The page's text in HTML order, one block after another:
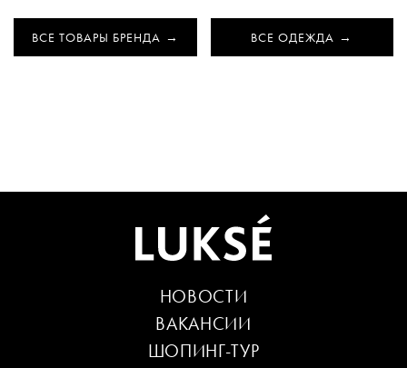
ВСЕ ТОВАРЫ БРЕНДА ВСЕ ОДЕЖДА
НОВОСТИ
ВАКАНСИИ
ШОПИНГ-ТУР